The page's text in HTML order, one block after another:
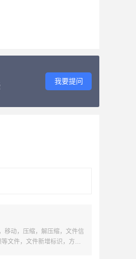
我要提问
移动，压缩，解压缩，文件信
文件，文件新增标识，方便